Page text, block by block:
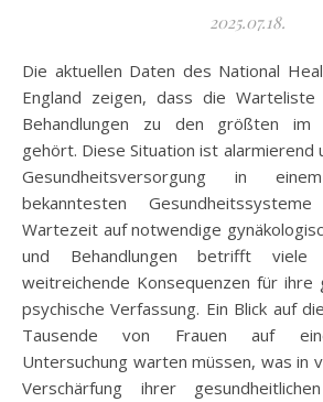
2025.07.18.
Die aktuellen Daten des National Health Service (NHS) in
England zeigen, dass die Warteliste
Behandlungen zu den größten im
gehört. Diese Situation ist alarmierend
Gesundheitsversorgung in
bekanntesten
Wartezeit auf notwendige
und Behandlungen betrifft
weitreichende Konsequenzen für ihre
psychische Verfassung. Ein Blick auf
Tausende von Frauen auf
Untersuchung warten müssen, was in
Verschärfung ihrer